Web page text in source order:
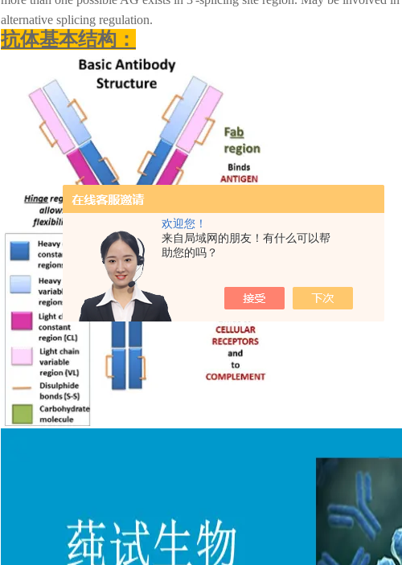
欢迎您！
来自局域网的朋友！有什么可以帮
助您的吗？
alternative splicing regulation.
抗体基本结构：